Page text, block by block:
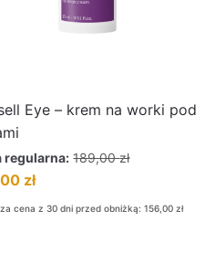
Eye – krem na worki pod
regularna: 189,00zł
zł
cena z 30 dni przed obniżką:156,00zł